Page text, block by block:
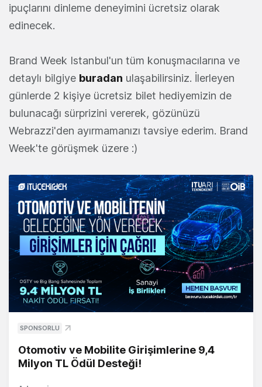
ipuçlarını dinleme deneyimini ücretsiz olarak
edinecek.
Brand Week Istanbul'un tüm konuşmacılarına ve
detaylı bilgiye buradan ulaşabilirsiniz. İlerleyen
günlerde 2 kişiye ücretsiz bilet hediyemizin de
bulunacağı sürprizini vererek, gözünüzü
Webrazzi'den ayırmamanızı tavsiye ederim. Brand
Week'te görüşmek üzere :)
SPONSORLU
Otomotiv ve Mobilite Girişimlerine 9,4
Milyon TL Ödül Desteği!